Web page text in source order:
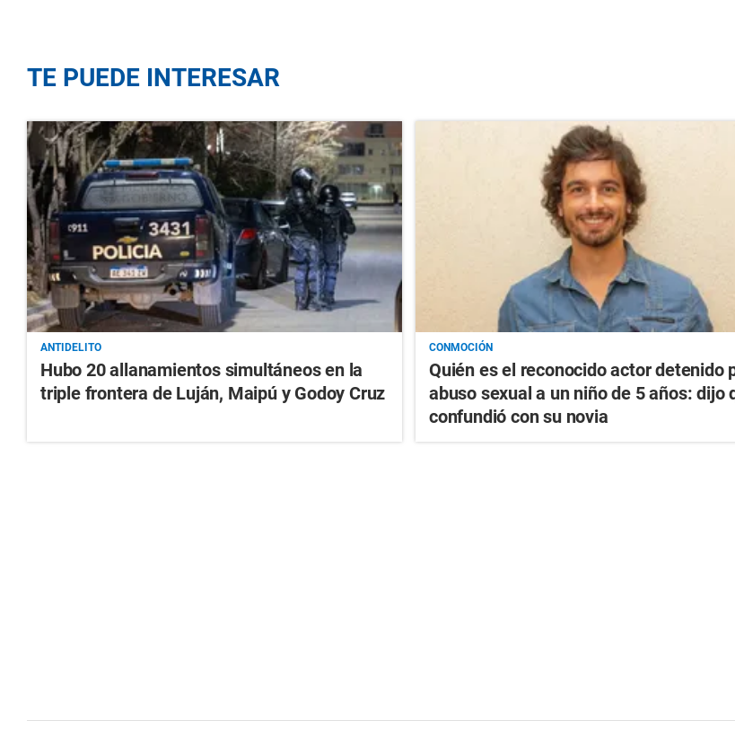
TE PUEDE INTERESAR
ANTIDELITO
Hubo 20 allanamientos simultáneos en la
triple frontera de Luján, Maipú y Godoy Cruz
CONMOCIÓN
Quién es el reconocido actor detenido
abuso sexual a un niño de 5 años: dijo
confundió con su novia